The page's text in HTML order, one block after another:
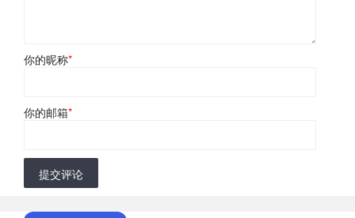
你的昵称*
你的邮箱*
提交评论